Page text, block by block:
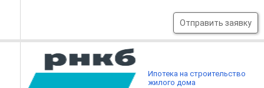
Отправить заявку
Ипотека на строительство
жилого дома